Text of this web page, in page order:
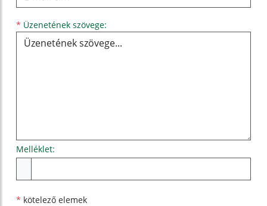
* Üzenetének szövege:
Melléklet:
* kötelező elemek